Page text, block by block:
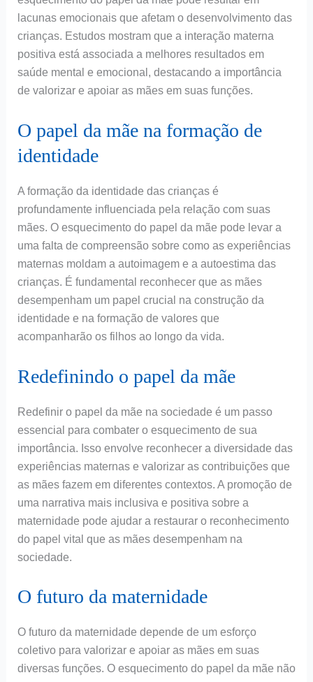
lacunas emocionais que afetam o desenvolvimento das
crianças. Estudos mostram que a interação materna
positiva está associada a melhores resultados em
saúde mental e emocional, destacando a importância
de valorizar e apoiar as mães em suas funções.
O papel da mãe na formação de
identidade
A formação da identidade das crianças é
profundamente influenciada pela relação com suas
mães. O esquecimento do papel da mãe pode levar a
uma falta de compreensão sobre como as experiências
maternas moldam a autoimagem e a autoestima das
crianças. É fundamental reconhecer que as mães
desempenham um papel crucial na construção da
identidade e na formação de valores que
acompanharão os filhos ao longo da vida.
Redefinindo o papel da mãe
Redefinir o papel da mãe na sociedade é um passo
essencial para combater o esquecimento de sua
importância. Isso envolve reconhecer a diversidade das
experiências maternas e valorizar as contribuições que
as mães fazem em diferentes contextos. A promoção de
uma narrativa mais inclusiva e positiva sobre a
maternidade pode ajudar a restaurar o reconhecimento
do papel vital que as mães desempenham na
sociedade.
O futuro da maternidade
O futuro da maternidade depende de um esforço
coletivo para valorizar e apoiar as mães em suas
diversas funções. O esquecimento do papel da mãe não